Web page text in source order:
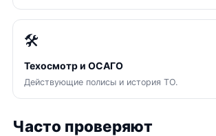
🛠
Техосмотр и ОСАГО
Действующие полисы и история ТО.
Часто проверяют